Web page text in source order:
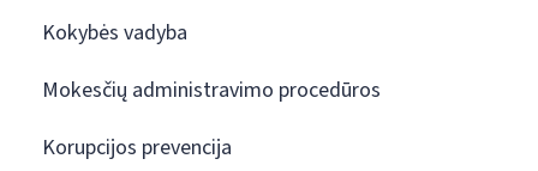
Kokybės vadyba
Mokesčių administravimo procedūros
Korupcijos prevencija